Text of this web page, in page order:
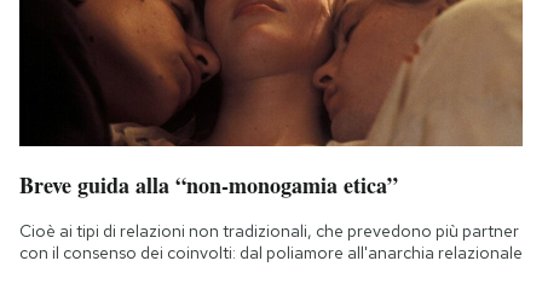
Breve guida alla “non-monogamia etica”
Cioè ai tipi di relazioni non tradizionali, che prevedono più partner
con il consenso dei coinvolti: dal poliamore all'anarchia relazionale